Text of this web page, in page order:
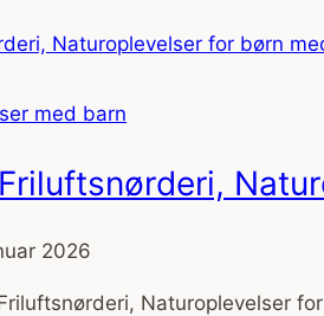
med barn
2026
Naturoplevelser